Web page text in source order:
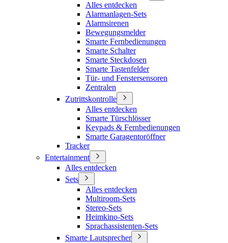
Alles entdecken
Alarmanlagen-Sets
Alarmsirenen
Bewegungsmelder
Smarte Fernbedienungen
Smarte Schalter
Smarte Steckdosen
Smarte Tastenfelder
Tür- und Fenstersensoren
Zentralen
Zutrittskontrolle
Alles entdecken
Smarte Türschlösser
Keypads & Fernbedienungen
Smarte Garagentoröffner
Tracker
Entertainment
Alles entdecken
Sets
Alles entdecken
Multiroom-Sets
Stereo-Sets
Heimkino-Sets
Sprachassistenten-Sets
Smarte Lautsprecher